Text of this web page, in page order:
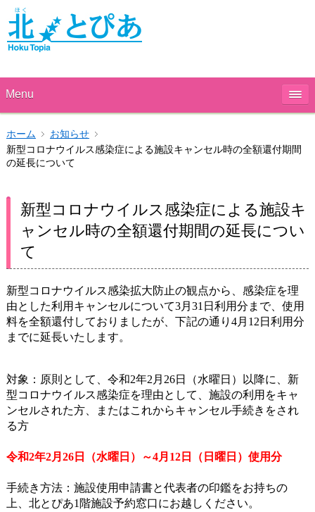
Menu
ホーム
お知らせ
新型コロナウイルス感染症による施設キャンセル時の全額還付期間
の延長について
新型コロナウイルス感染症による施設キ
ャンセル時の全額還付期間の延長につい
て
新型コロナウイルス感染拡大防止の観点から、感染症を理
由とした利用キャンセルについて3月31日利用分まで、使用
料を全額還付しておりましたが、下記の通り4月12日利用分
までに延長いたします。
対象：原則として、令和2年2月 26日（水曜日）以降に、新
型コロナウイルス感染症を理由として、施設の利用をキャ
ンセルされた方、またはこれからキャンセル手続きをされ
る方
令和2年2月 26日（水曜日）～4月 12日（日曜日）使用分
手続き方法：施設使用申請書と代表者の印鑑をお持ちの
上、北とぴあ1階施設予約窓口にお越しください。